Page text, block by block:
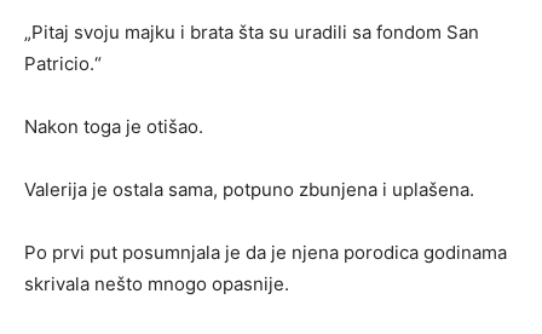
„Pitaj svoju majku i brata šta su uradili sa fondom San
Patricio.“
Nakon toga je otišao.
Valerija je ostala sama, potpuno zbunjena i uplašena.
Po prvi put posumnjala je da je njena porodica godinama
skrivala nešto mnogo opasnije.